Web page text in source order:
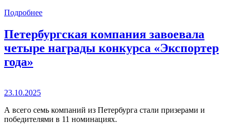
Подробнее
Петербургская компания завоевала
четыре награды конкурса «Экспортер
года»
23.10.2025
А всего семь компаний из Петербурга стали призерами и
победителями в 11 номинациях.